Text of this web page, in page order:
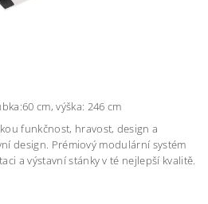
cm, výška: 246 cm
funkčnost, hravost, design a
design. Prémiový modulární systém
a výstavní stánky v té nejlepší kvalitě.